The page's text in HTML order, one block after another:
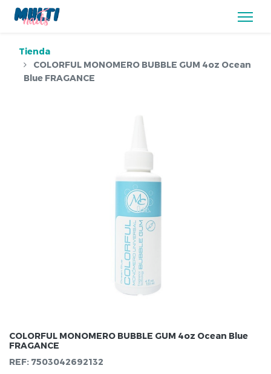
Tienda
COLORFUL MONOMERO BUBBLE GUM 4oz Ocean
Blue FRAGANCE
COLORFUL MONOMERO BUBBLE GUM 4oz Ocean Blue
FRAGANCE
REF: 7503042692132